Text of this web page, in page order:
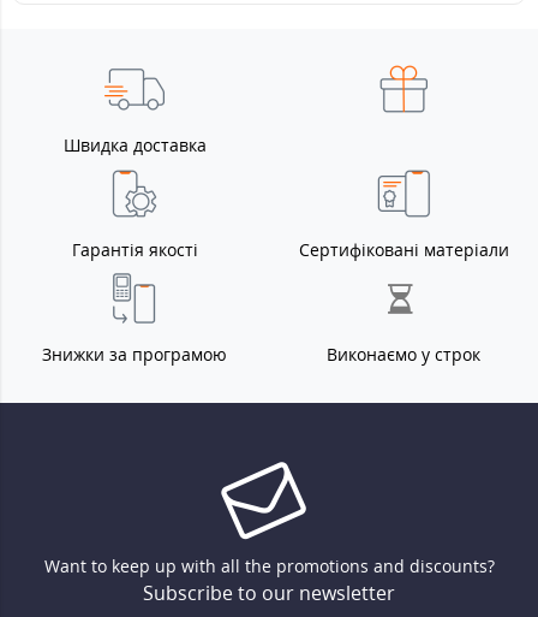
Швидка доставка
Гарантія якості Сертифіковані матеріали
Знижки за програмою Виконаємо у строк
Want to keep up with all the promotions and discounts?
Subscribe to our newsletter